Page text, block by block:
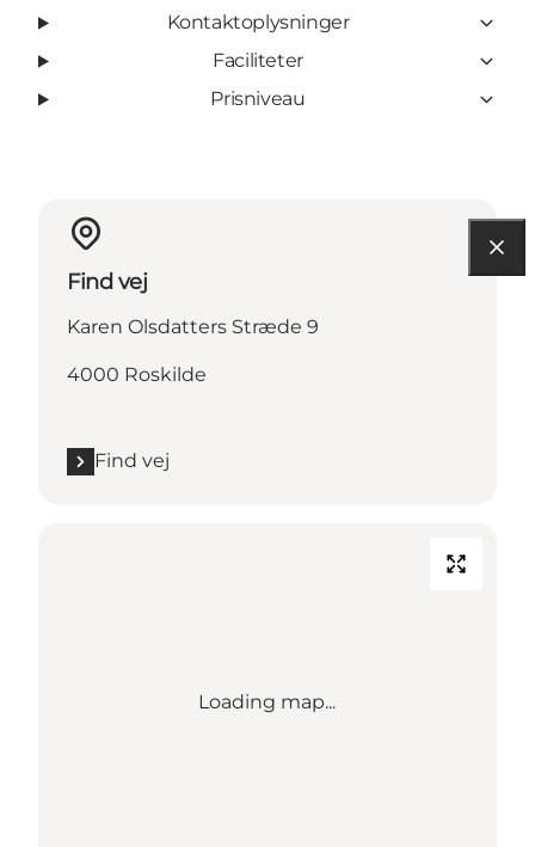
Kontaktoplysninger
Faciliteter
Prisniveau
Find vej
Karen Olsdatters Stræde 9
4000 Roskilde
Find vej
Loading map...